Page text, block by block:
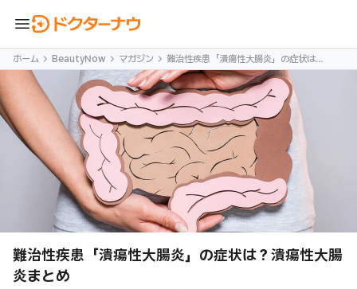
menu
ホーム BeautyNow マガジン
難治性疾患「潰瘍性大腸炎」の症状は？
潰瘍性大腸炎まとめ
難治性疾患「潰瘍性大腸炎」の症状は？潰瘍性大腸
炎まとめ